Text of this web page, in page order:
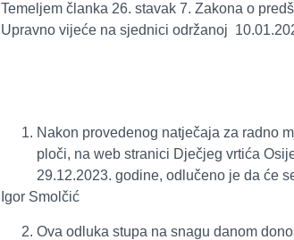
Temeljem članka 26. stavak 7. Zakona o
Upravno vijeće na sjednici održanoj
Nakon provedenog natječaja za radno
ploči, na web stranici Dječjeg vrtića
29.12.2023. godine, odlučeno je da će
Igor Smolčić
Ova odluka stupa na snagu danom